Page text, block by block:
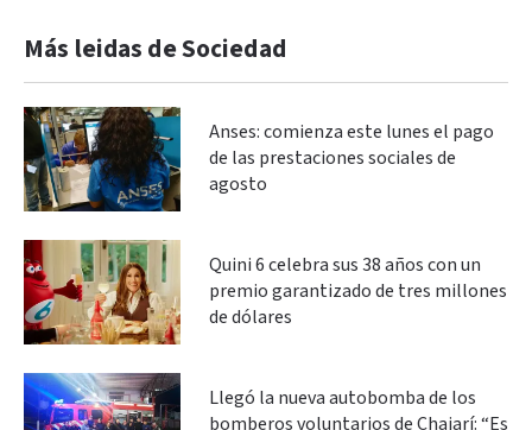
Más leidas de Sociedad
Anses: comienza este lunes el pago
de las prestaciones sociales de
agosto
Quini 6 celebra sus 38 años con un
premio garantizado de tres millones
de dólares
Llegó la nueva autobomba de los
bomberos voluntarios de Chajarí: “Es